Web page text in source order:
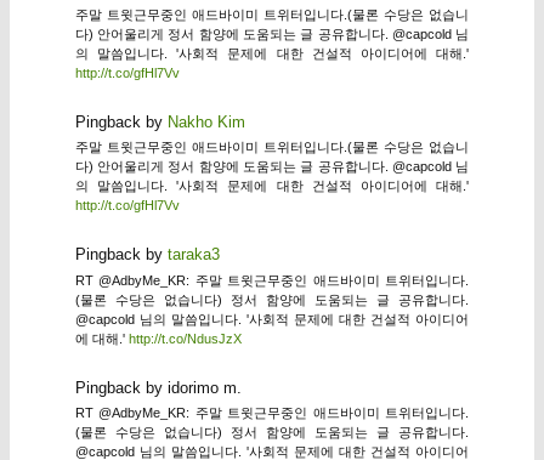
주말 트윗근무중인 애드바이미 트위터입니다.(물론 수당은 없습니
다) 안어울리게 정서 함양에 도움되는 글 공유합니다. @capcold 님
의 말씀입니다. '사회적 문제에 대한 건설적 아이디어에 대해.'
http://t.co/gfHl7Vv
Pingback by Nakho Kim
주말 트윗근무중인 애드바이미 트위터입니다.(물론 수당은 없습니
다) 안어울리게 정서 함양에 도움되는 글 공유합니다. @capcold 님
의 말씀입니다. '사회적 문제에 대한 건설적 아이디어에 대해.'
http://t.co/gfHl7Vv
Pingback by taraka3
RT @AdbyMe_KR: 주말 트윗근무중인 애드바이미 트위터입니다.
(물론 수당은 없습니다) 정서 함양에 도움되는 글 공유합니다.
@capcold 님의 말씀입니다. '사회적 문제에 대한 건설적 아이디어
에 대해.' http://t.co/NdusJzX
Pingback by idorimo m.
RT @AdbyMe_KR: 주말 트윗근무중인 애드바이미 트위터입니다.
(물론 수당은 없습니다) 정서 함양에 도움되는 글 공유합니다.
@capcold 님의 말씀입니다. '사회적 문제에 대한 건설적 아이디어